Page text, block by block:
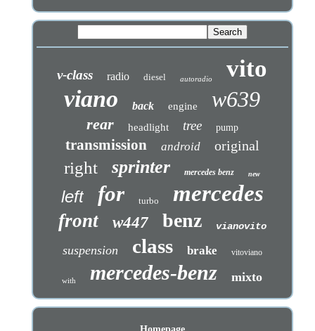
v-class radio diesel autoradio vito
viano back engine w639
rear headlight tree pump
transmission android original
right sprinter mercedes benz new
left for turbo mercedes
front w447 benz vianovito
suspension class brake vitoviano
with mercedes-benz mixto